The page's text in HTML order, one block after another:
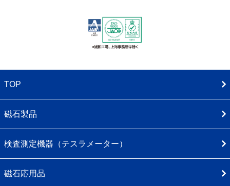
TOP
磁石製品
検査測定機器（テスラメーター）
磁石応用品